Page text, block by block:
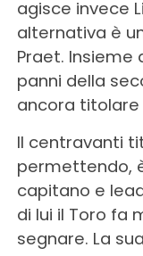
agisce invece
alternativa è
Praet. Insieme
panni della
ancora titolare
Il centravanti
permettendo,
capitano e
di lui il Toro fa
segnare. La